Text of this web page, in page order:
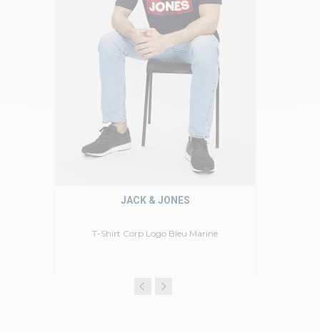
T-Shirt Corp Logo Bleu Marine
JACK & JONES